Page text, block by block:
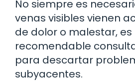
No siempre es
venas visibles vienen
de dolor o malestar, es
recomendable
para descartar
subyacentes.